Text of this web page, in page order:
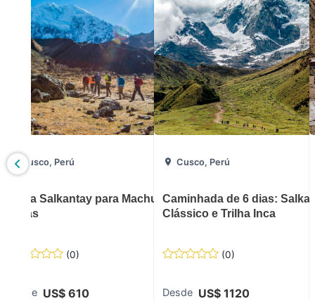
Cusco, Perú
Trilha Salkantay para Machu Picchu
5 dias
(0)
Desde US$ 610
Cusco, Perú
Caminhada de 6 dias:
Clássico e Trilha Inca
(0)
Desde US$ 1120